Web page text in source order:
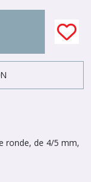
ronde, de 4/5 mm,